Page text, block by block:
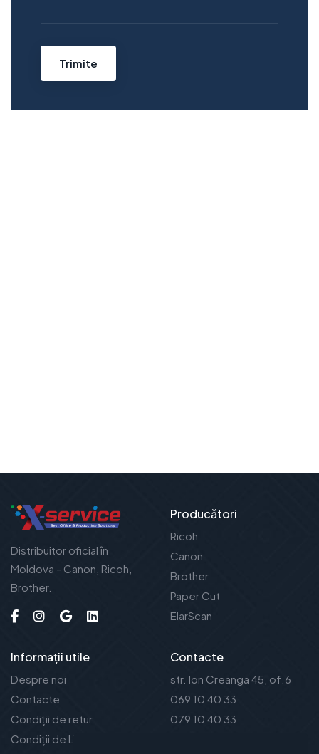
Trimite
Distribuitor oficial în
Moldova - Canon, Ricoh,
Brother.
Producători
Ricoh
Canon
Brother
Paper Cut
ElarScan
Informații utile
Despre noi
Contacte
Condiții de retur
Condiții de Livrare
Contacte
str. Ion Creanga 45, of.6
069 10 40 33
079 10 40 33